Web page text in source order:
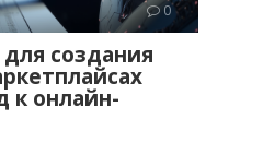
0
создания
к онлайн-